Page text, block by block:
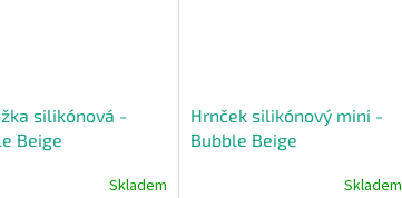
silikónová -
Beige
Skladem
Hrnček silikónový mini -
Bubble Beige
Skladem